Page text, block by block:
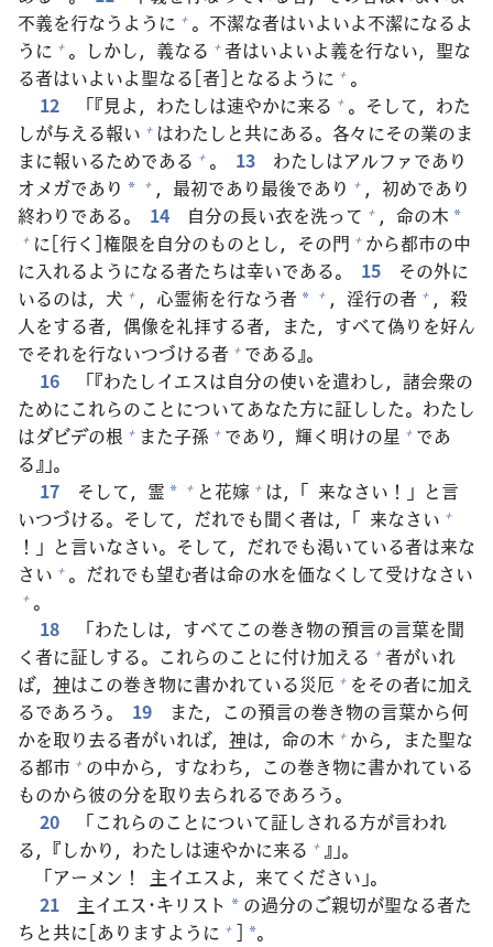
不義を行なうように + 。 不潔な者はいよいよ不潔になるよ
うに + 。しかし， 義なる + 者はいよいよ義を行ない， 聖な
る者はいよいよ聖なる[者]となるように + 。
12
「『見よ，わたしは速やかに来る + 。そして，わた
しが与える報い + はわたしと共にある。 各々 にその業のま
まに報いるためである + 。 13
わたしはアルファであり
オメガであり * + ， 最初であり最後であり + ， 初めであり
終わりである。 14 自分の長い衣を洗って + ， 命の木 *
+ に[行く]権限を自分のものとし，その門 + から都市の中
に入れるようになる者たちは幸いである。 15 その外に
いるのは， 犬 + ， 心霊術を行なう者 * + ， 淫行の者 + ， 殺
人をする者， 偶像を礼拝する者，また，すべて偽りを好ん
でそれを行ないつづける者 + である』。
16
「『わたしイエスは自分の使いを遣わし， 諸会衆の
ためにこれらのことについてあなた方に証しした。わたし
はダビデの根 + また子孫 + であり， 輝く 明けの星 + であ
る』」。
17
そして， 霊 * + と花嫁 + は，「 来なさい！」と言
いつづける。そして，だれでも聞く 者は，「 来なさい +
！」と言いなさい。そして，だれでも渇いている者は来な
さい + 。だれでも望む者は命の水を価なくして受けなさい
+ 。
18
「わたしは，すべてこの巻き物の預言の言葉を聞
く 者に証しする。これらのことに付け加える + 者がいれ
ば， 神はこの巻き物に書かれている災厄 + をその者に加え
るであろう。
19 また，この預言の巻き物の言葉から何
かを取り去る者がいれば， 神は， 命の木 + から，また聖な
る都市 + の中から，すなわち，この巻き物に書かれている
ものから彼の分を取り去られるであろう。
20
「これらのことについて証しされる方が言われ
る，『しかり，わたしは速やかに来る + 』」。
「アーメン！ 主イエスよ， 来てください」。
21
主イエス･キリスト * の過分のご親切が聖なる者た
ちと共に[ありますように + ] *。